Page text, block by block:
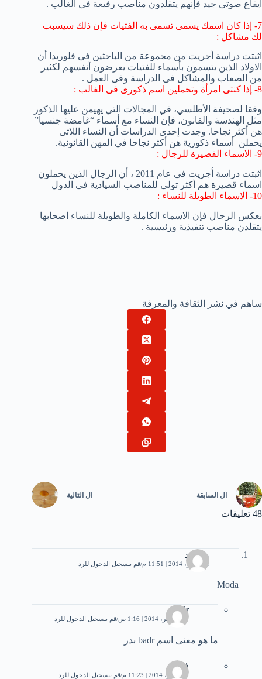
ايقاع صوتى جيد فإنهم يتقلدون مناصب رفيعة فى الغالب .
7- إذا كان اسمك يسمى تسمى به الفتيات فإن ذلك سيسبب
لك مشاكل :
اثبتت دراسة أجريت من مجموعة من الباحثين فى فلوريدا أن
الاولاد الذين يتسمون بأسماء للفتيات يعرضون أنفسهم لكثير
من الصعاب والمشاكل فى الدراسة وفى العمل .
8- إذا كنتى امرأة وتحملين اسم ذكورى فى الغالب :
وفقا لصحيفة الأطلسي، في المجالات التي يهيمن عليها الذكور
مثل الهندسة والقانون، فإن النساء مع أسماء “غامضة جنسيا”
هن أكثر نجاحا. وجدت إحدى الدراسات أن النساء اللاتى
يحملن
أسماء ذكورية هن أكثر نجاحا في المهن القانونية.
9- الاسماء القصيرة للرجال :
اثبتت دراسة أجريت فى عام 2011 ، أن الرجال الذين يحملون
اسماء قصيرة هم أكثر تولى للمناصب السيادية فى الدول
10- الاسماء الطويلة للنساء :
بعكس الرجال فإن الاسماء الكاملة والطويلة للنساء اصحابها
يتقلدن مناصب تنفيذية ورئيسية .
ساهم في نشر الثقافة والمعرفة
ال السابقة ال التالية
48 تعليقات
محمود
1 سبتمبر، 2014 | 11:51 م قم بتسجيل الدخول للرد
Moda
badr
22 سبتمبر، 2014 | 1:16 ص قم بتسجيل الدخول للرد
ما هو معنى اسم badr بدر
فريدة
3 نوفمبر، 2014 | 11:23 م قم بتسجيل الدخول للرد